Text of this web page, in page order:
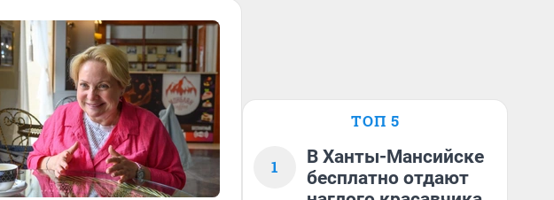
ТОП 5
1
В Ханты-Мансийске
бесплатно отдают